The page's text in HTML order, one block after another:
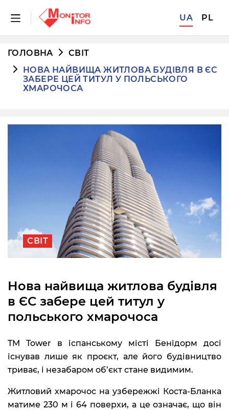
UA PL
ГОЛОВНА
СВІТ
НОВА НАЙВИЩА ЖИТЛОВА БУДІВЛЯ В ЄС
ЗАБЕРЕ ЦЕЙ ТИТУЛ У ПОЛЬСЬКОГО
ХМАРОЧОСА
СВІТ
Нова найвища житлова будівля
в ЄС забере цей титул у
польського хмарочоса
TM Tower в іспанському місті Бенідорм досі
існував лише як проєкт, але його будівництво
триває, і незабаром об’єкт стане видимим.
Житловий хмарочос на узбережжі Коста-Бланка
матиме 230 м і 64 поверхи, а це означає, що він